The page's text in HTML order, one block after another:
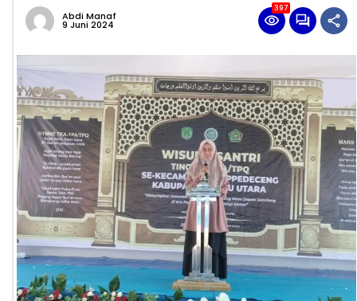
Abdi Manaf
9 Juni 2024
397